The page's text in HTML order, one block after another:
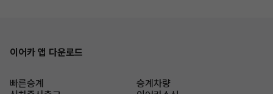
이어카 앱 다운로드
빠른승계
승계차량